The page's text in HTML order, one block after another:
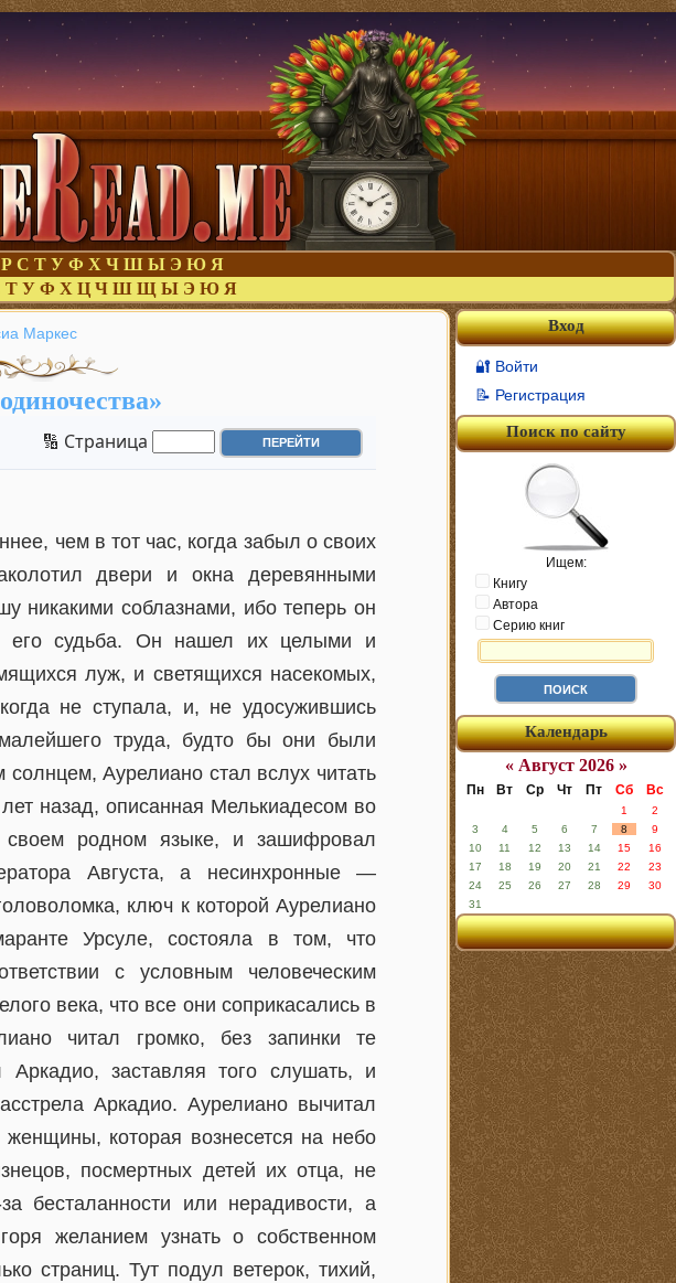
Р С Т У Ф Х Ч Ш Ы Э Ю Я
Т У Ф Х Ц Ч Ш Щ Ы Э Ю Я
Маркес
🔢 Страница
чем в тот час, когда забыл о своих
двери и окна деревянными
никакими соблазнами, ибо теперь он
его судьба. Он нашел их целыми и
луж, и светящихся насекомых,
не ступала, и, не удосужившись
труда, будто бы они были
Аурелиано стал вслух читать
назад, описанная Мелькиадесом во
своем родном языке, и зашифровал
Августа, а несинхронные —
ключ к которой Аурелиано
Урсуле, состояла в том, что
с условным человеческим
века, что все они соприкасались в
читал громко, без запинки те
заставляя того слушать, и
Аркадио. Аурелиано вычитал
которая вознесется на небо
посмертных детей их отца, не
бесталанности или нерадивости, а
желанием узнать о собственном
страниц. Тут подул ветерок, тихий,
Вход
🔐 Войти
📝 Регистрация
Поиск по сайту
Ищем:
Книгу
Автора
Серию книг
Календарь
« Август 2026 »
Пн Вт Ср Чт Пт Сб Вс
1
2
3
4 5 6 7 8
9
10
11 12 13 14 15
16
17
18 19 20 21 22
23
24
25 26 27 28 29
30
31